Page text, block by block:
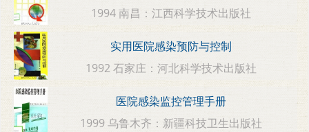
1994 南昌：江西科学技术出版社
实用医院感染预防与控制
1992 石家庄：河北科学技术出版社
医院感染监控管理手册
1999 乌鲁木齐：新疆科技卫生出版社